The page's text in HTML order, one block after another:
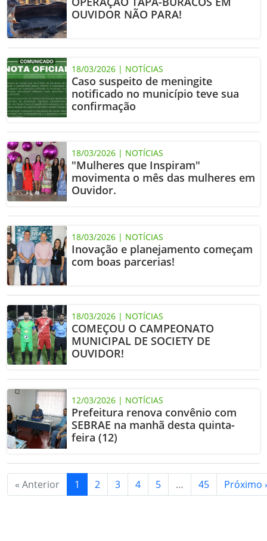
OUVIDOR NÃO PARA!
18/03/2026 | NOTÍCIAS
Caso suspeito de meningite
notificado no município teve sua
confirmação
18/03/2026 | NOTÍCIAS
"Mulheres que Inspiram"
movimenta o mês das mulheres em
Ouvidor.
18/03/2026 | NOTÍCIAS
Inovação e planejamento começam
com boas parcerias!
18/03/2026 | NOTÍCIAS
COMEÇOU O CAMPEONATO
MUNICIPAL DE SOCIETY DE
OUVIDOR!
12/03/2026 | NOTÍCIAS
Prefeitura renova convênio com
SEBRAE na manhã desta quinta-
feira (12)
« Anterior 1 2 3 4 5 … 45 Próximo